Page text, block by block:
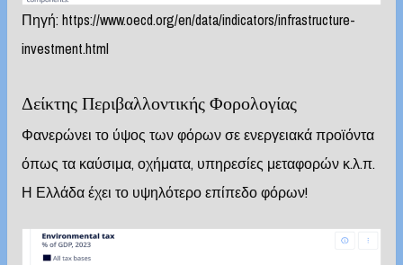
Πηγή: https://www.oecd.org/en/data/indicators/infrastructure-
investment.html
Δείκτης Περιβαλλοντικής Φορολογίας
Φανερώνει το ύψος των φόρων σε ενεργειακά προϊόντα
όπως τα καύσιμα, οχήματα, υπηρεσίες μεταφορών κ.λ.π.
Η Ελλάδα έχει το υψηλότερο επίπεδο φόρων!